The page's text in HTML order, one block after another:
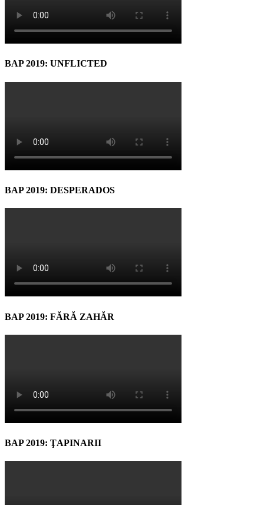
BAP 2019: UNFLICTED
BAP 2019: DESPERADOS
BAP 2019: FĂRĂ ZAHĂR
BAP 2019: ŢAPINARII